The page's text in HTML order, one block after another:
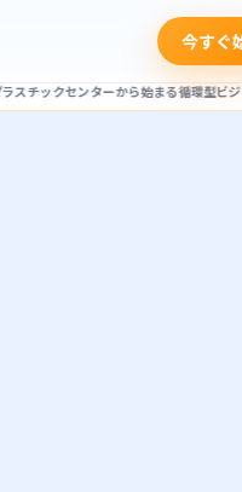
ら始まる循環型ビジネスの創出 ◆
今すぐ